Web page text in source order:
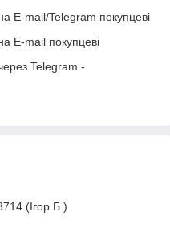
E-mail/Telegram покупцеві
E-mail покупцеві
Telegram -
(Ігор Б.)